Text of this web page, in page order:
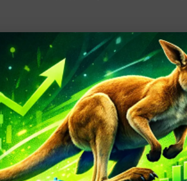
перед заседанием ФРС»